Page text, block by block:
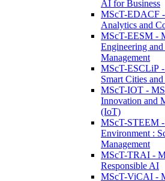
AI for Business
MScT-EDACF
Analytics and
MScT-EESM -
Engineering
Management
MScT-ESCLiP
Smart Cities
MScT-IOT -
Innovation and
(IoT)
MScT-STEEM
Environment :
Management
MScT-TRAI -
Responsible AI
MScT-ViCAI -